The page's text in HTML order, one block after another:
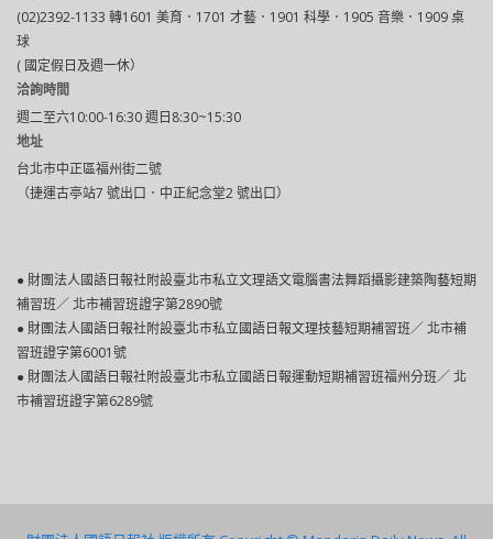
(02)2392-1133 轉1601 美育．1701 才藝．1901 科學．1905 音樂．1909 桌
球
( 國定假日及週一休）
洽詢時間
週二至六10:00-16:30 週日8:30~15:30
地址
台北市中正區福州街二號
（捷運古亭站7 號出口．中正紀念堂2 號出口）
● 財團法人國語日報社附設臺北市私立文理語文電腦書法舞蹈攝影建築陶藝短期
補習班／ 北市補習班證字第2890號
● 財團法人國語日報社附設臺北巿私立國語日報文理技藝短期補習班／ 北市補
習班證字第6001號
● 財團法人國語日報社附設臺北市私立國語日報運動短期補習班福州分班／ 北
市補習班證字第6289號